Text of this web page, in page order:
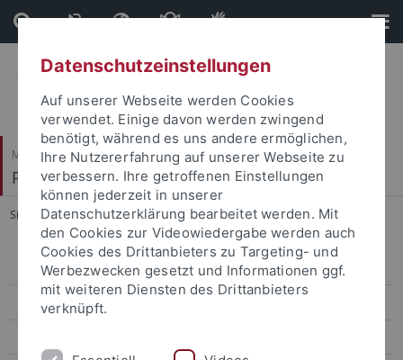
Direkt
zum
Inhalt
Direkt
zur
Fußleiste
Mathematisch-Naturwissenschaftliche Fakultät
Paläoanthropologie
Sie sind hier: Startseite ... Zäuner, Steve
Research
Studies
Datenschutzeinstellungen
Auf unserer Webseite werden Cookies
verwendet. Einige davon werden zwingend
benötigt, während es uns andere ermöglichen,
Ihre Nutzererfahrung auf unserer Webseite zu
verbessern. Ihre getroffenen Einstellungen
können jederzeit in unserer
Datenschutzerklärung bearbeitet werden. Mit
den Cookies zur Videowiedergabe werden auch
Cookies des Drittanbieters zu Targeting- und
Werbezwecken gesetzt und Informationen ggf.
mit weiteren Diensten des Drittanbieters
verknüpft.